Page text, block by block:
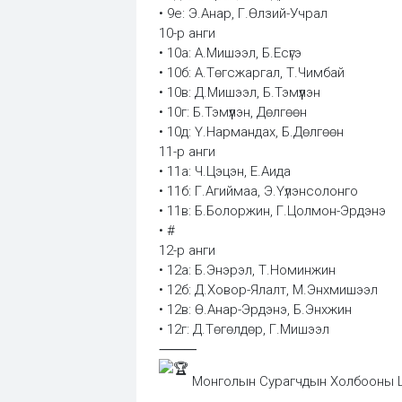
• 9е: Э.Анар, Г.Өлзий-Учрал
10-р анги
• 10а: А.Мишээл, Б.Есүгэ
• 10б: А.Төгсжаргал, Т.Чимбай
• 10в: Д.Мишээл, Б.Тэмүүлэн
• 10г: Б.Тэмүүлэн, Дөлгөөн
• 10д: Ү.Нармандах, Б.Дөлгөөн
11-р анги
• 11а: Ч.Цэцэн, Е.Аида
• 11б: Г.Агиймаа, Э.Үүлэнсолонго
• 11в: Б.Болоржин, Г.Цолмон-Эрдэнэ
• #
12-р анги
• 12а: Б.Энэрэл, Т.Номинжин
• 12б: Д.Ховор-Ялалт, М.Энхмишээл
• 12в: Ө.Анар-Эрдэнэ, Б.Энхжин
• 12г: Д.Төгөлдөр, Г.Мишээл
⸻
Монголын Сурагчдын Холбооны